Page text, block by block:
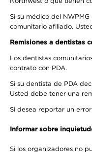
Si su médico del
comunitario afiliado.
Remisiones a dentistas
Los dentistas
contrato con PDA.
Si su dentista de PDA
Usted debe tener una
Si desea reportar un
Informar sobre
Si los organizadores no